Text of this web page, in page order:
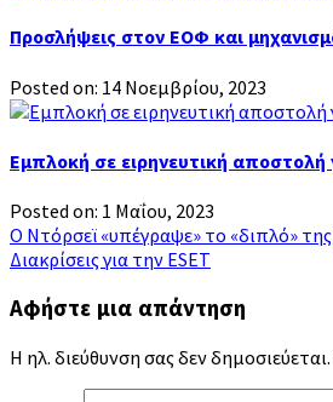
Προσλήψεις στον ΕΟΦ και
Posted on: 14 Νοεμβρίου, 2023
Εμπλοκή σε ειρηνευτική
Posted on: 1 Μαΐου, 2023
Πλοήγηση
άρθρων
Ο Ντόρσεϊ «υπέγραψε» το «διπλό»
Διακρίσεις για την ESET
Αφήστε μια απάντηση
Η ηλ. διεύθυνση σας δεν δημοσιεύεται.